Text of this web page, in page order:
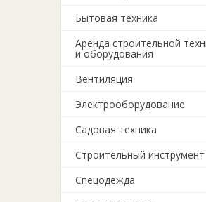
Бытовая техника
Аренда строительной
и оборудования
Вентиляция
Электрооборудование
Садовая техника
Строительный инструмент
Спецодежда